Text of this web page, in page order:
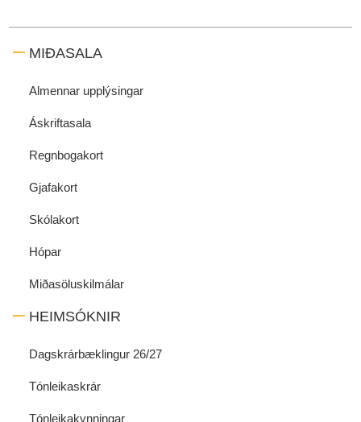
MIÐASALA
Almennar upplýsingar
Áskriftasala
Regnbogakort
Gjafakort
Skólakort
Hópar
Miðasöluskilmálar
HEIMSÓKNIR
Dagskrárbæklingur 26/27
Tónleikaskrár
Tónleikakynningar